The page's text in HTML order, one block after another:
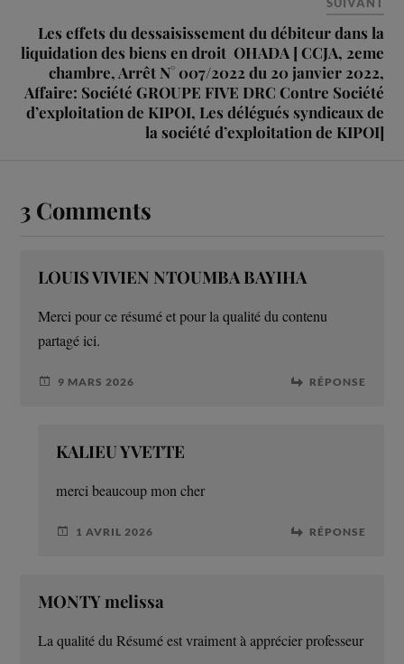
SUIVANT
Les effets du dessaisissement du débiteur dans la
liquidation des biens en droit OHADA [ CCJA, 2eme
chambre, Arrêt N° 007/2022 du 20 janvier 2022,
Affaire: Société GROUPE FIVE DRC Contre Société
d’exploitation de KIPOI, Les délégués syndicaux de
la société d’exploitation de KIPOI]
3 Comments
LOUIS VIVIEN NTOUMBA BAYIHA
Merci pour ce résumé et pour la qualité du contenu
partagé ici.
9 MARS 2026 RÉPONSE
KALIEU YVETTE
merci beaucoup mon cher
1 AVRIL 2026 RÉPONSE
MONTY melissa
La qualité du Résumé est vraiment à apprécier professeur